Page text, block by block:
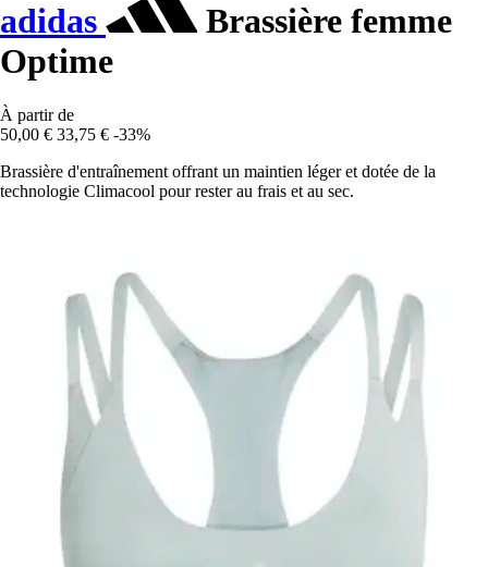
adidas
Brassière femme
Optime
À partir de
50,00 € 33,75 € -33%
Brassière d'entraînement offrant un maintien léger et dotée de la
technologie Climacool pour rester au frais et au sec.